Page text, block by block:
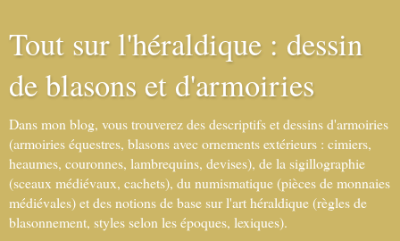
Tout sur l'héraldique : dessin
de blasons et d'armoiries
Dans mon blog, vous trouverez des descriptifs et dessins d'armoiries
(armoiries équestres, blasons avec ornements extérieurs : cimiers,
heaumes, couronnes, lambrequins, devises), de la sigillographie
(sceaux médiévaux, cachets), du numismatique (pièces de monnaies
médiévales) et des notions de base sur l'art héraldique (règles de
blasonnement, styles selon les époques, lexiques).